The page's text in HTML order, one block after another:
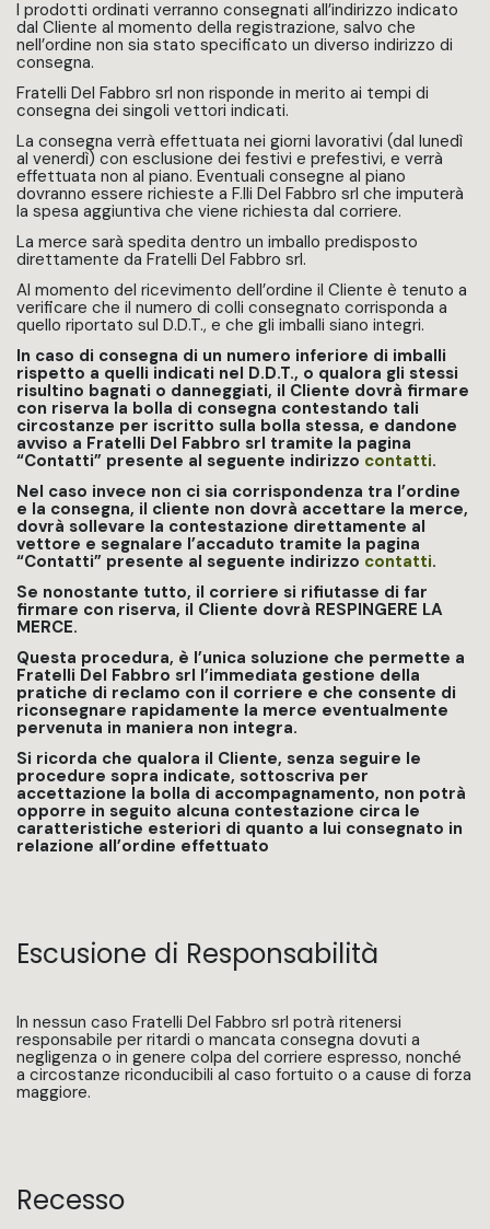
I prodotti ordinati verranno consegnati all’indirizzo indicato
dal Cliente al momento della registrazione, salvo che
nell’ordine non sia stato specificato un diverso indirizzo di
consegna.
Fratelli Del Fabbro srl non risponde in merito ai tempi di
consegna dei singoli vettori indicati.
La consegna verrà effettuata nei giorni lavorativi (dal lunedì
al venerdì) con esclusione dei festivi e prefestivi, e verrà
effettuata non al piano. Eventuali consegne al piano
dovranno essere richieste a F.lli Del Fabbro srl che imputerà
la spesa aggiuntiva che viene richiesta dal corriere.
La merce sarà spedita dentro un imballo predisposto
direttamente da Fratelli Del Fabbro srl.
Al momento del ricevimento dell’ordine il Cliente è tenuto a
verificare che il numero di colli consegnato corrisponda a
quello riportato sul D.D.T., e che gli imballi siano integri.
In caso di consegna di un numero inferiore di imballi
rispetto a quelli indicati nel D.D.T., o qualora gli stessi
risultino bagnati o danneggiati, il Cliente dovrà firmare
con riserva la bolla di consegna contestando tali
circostanze per iscritto sulla bolla stessa, e dandone
avviso a Fratelli Del Fabbro srl tramite la pagina
“Contatti” presente al seguente indirizzo contatti.
Nel caso invece non ci sia corrispondenza tra l’ordine
e la consegna, il cliente non dovrà accettare la merce,
dovrà sollevare la contestazione direttamente al
vettore e segnalare l’accaduto tramite la pagina
“Contatti” presente al seguente indirizzo contatti.
Se nonostante tutto, il corriere si rifiutasse di far
firmare con riserva, il Cliente dovrà RESPINGERE LA
MERCE.
Questa procedura, è l’unica soluzione che permette a
Fratelli Del Fabbro srl l’immediata gestione della
pratiche di reclamo con il corriere e che consente di
riconsegnare rapidamente la merce eventualmente
pervenuta in maniera non integra.
Si ricorda che qualora il Cliente, senza seguire le
procedure sopra indicate, sottoscriva per
accettazione la bolla di accompagnamento, non potrà
opporre in seguito alcuna contestazione circa le
caratteristiche esteriori di quanto a lui consegnato in
relazione all’ordine effettuato
Escusione di Responsabilità
In nessun caso Fratelli Del Fabbro srl potrà ritenersi
responsabile per ritardi o mancata consegna dovuti a
negligenza o in genere colpa del corriere espresso, nonché
a circostanze riconducibili al caso fortuito o a cause di forza
maggiore.
Recesso